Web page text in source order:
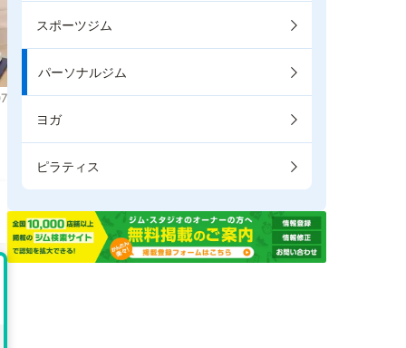
スポーツジム
パーソナルジム
ヨガ
ピラティス